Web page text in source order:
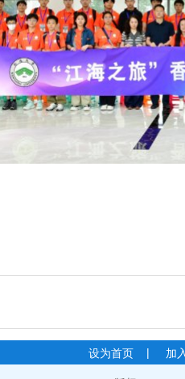
设为首页 | 加